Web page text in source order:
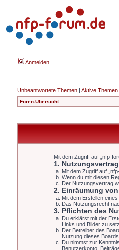
Anmelden
Unbeantwortete Themen | Aktive Themen
Foren-Übersicht
Mit dem Zugriff auf „nfp-
1. Nutzungsvertrag
Mit dem Zugriff auf
Wenn du mit diesen
Der Nutzungsvertrag
2. Einräumung
Mit dem Erstellen
Das Nutzungsrecht
3. Pflichten des
Du erklärst mit der
Links und Bilder zu
Der Betreiber des
Nutzung dieses
Du nimmst zur
Benutzerkonto,